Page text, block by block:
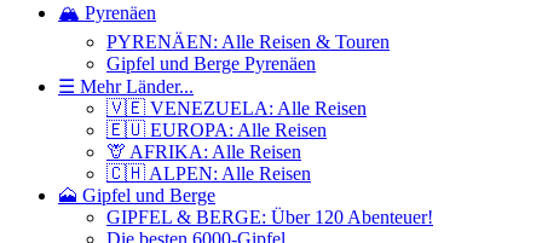
🏔️ Pyrenäen
PYRENÄEN: Alle Reisen & Touren
Gipfel und Berge Pyrenäen
☰ Mehr Länder...
🇻🇪 VENEZUELA: Alle Reisen
🇪🇺 EUROPA: Alle Reisen
🦒 AFRIKA: Alle Reisen
🇨🇭 ALPEN: Alle Reisen
🗻 Gipfel und Berge
GIPFEL & BERGE: Über 120 Abenteuer!
Die besten 6000-Gipfel